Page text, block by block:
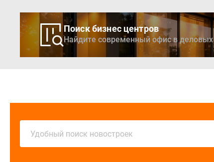
Поиск бизнес центров
Найдите современный офис в деловых
Удобный поиск новостроек